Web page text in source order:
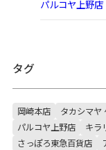
パルコヤ上野店
タグ
岡崎本店 タカシマヤ
パルコヤ上野店
キラ
さっぽろ東急百貨店